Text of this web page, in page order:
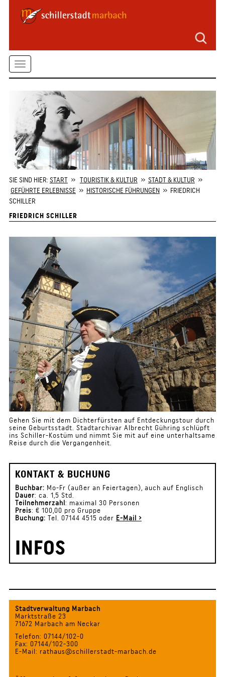
Seitenbereiche
springen
Zum
Inhalt
springen
Kontaktformular
Startseite
Toggle
SIE SIND HIER: START» TOURISTIK & KULTUR » STADT & KULTUR »
GEFÜHRTE ERLEBNISSE » HISTORISCHE FÜHRUNGEN» FRIEDRICH
SCHILLER
FRIEDRICH SCHILLER
Gehen Sie mit dem Dichterfürsten auf Entdeckungstour durch
seine Geburtsstadt. Stadtarchivar Albrecht Gühring schlüpft
ins Schiller-Kostüm und nimmt Sie mit auf eine unterhaltsame
Reise durch die Vergangenheit.
KONTAKT & BUCHUNG
Buchbar: Mo-Fr (außer an Feiertagen), auch auf Englisch
Dauer: ca. 1,5 Std.
Teilnehmerzahl: maximal 30 Personen
Preis: € 100,00 pro Gruppe
Buchung: Tel. 07144 4515 oder E-Mail ›
INFOS
Stadtverwaltung Marbach
Marktstraße 23
71672 Marbach am Neckar
Telefon: 07144/102-0
Fax: 07144/102-300
E-Mail: rathaus@schillerstadt-marbach.de